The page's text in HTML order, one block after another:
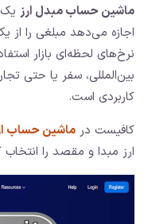
ماشین حساب مبدل ارز یک
اجازه می‌دهد مبلغی را از
نرخ‌های لحظه‌ای بازار
بین‌المللی، سفر یا حتی
کاربردی است.
کافیست در ماشین حساب
ارز مبدا و مقصد را